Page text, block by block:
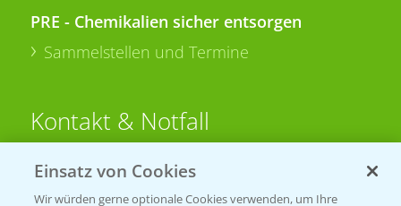
PRE - Chemikalien sicher entsorgen
Sammelstellen und Termine
Kontakt & Notfall
Beratung auf WhatsApp
T.+49 (0)174 346 564 1
Einsatz von Cookies
Wir würden gerne optionale Cookies verwenden, um Ihre